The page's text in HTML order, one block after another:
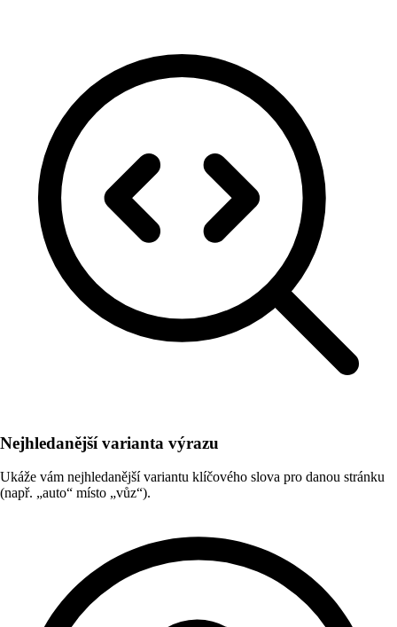
Nejhledanější varianta výrazu
Ukáže vám nejhledanější variantu klíčového slova pro danou stránku
(např. „auto“ místo „vůz“).